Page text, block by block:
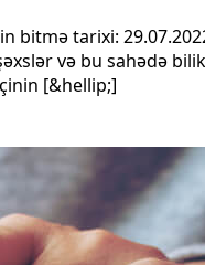
bitmə tarixi:
və bu sahədə
[&hellip;]